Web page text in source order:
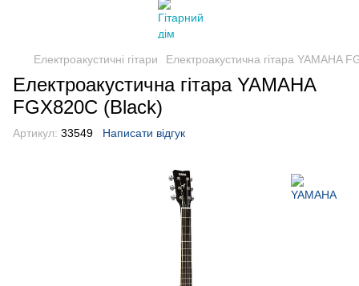
Електроакустичні гітари Електроакустична гітара YAMAHA
Електроакустична гітара YAMAHA
FGX820C (Black)
Артикул: 33549 Написати відгук